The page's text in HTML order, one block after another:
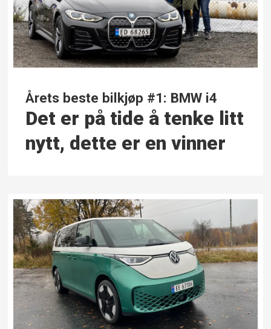
Årets beste bilkjøp #1: BMW i4
Det er på tide å tenke litt
nytt, dette er en vinner